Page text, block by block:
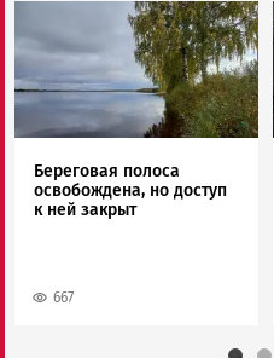
Береговая полоса
освобождена, но доступ
к ней закрыт
667